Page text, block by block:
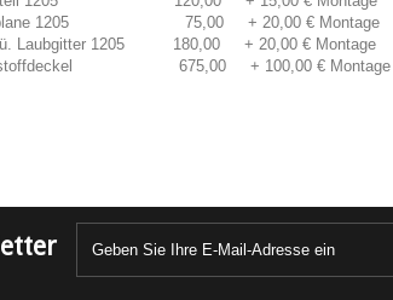
1205 75,00 + 20,00 € Montage
ü. Laubgitter 1205 180,00 + 20,00 € Montage
675,00 + 100,00 € Montage